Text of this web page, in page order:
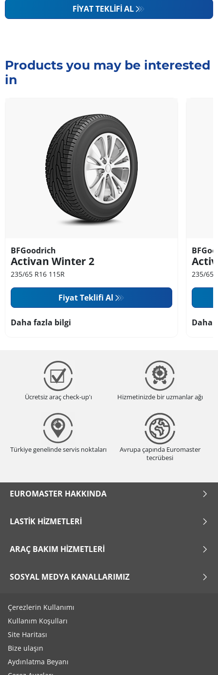
FIYAT TEKLIFI AL
Products you may be interested
in
BFGoodrich
Activan Winter 2
235/65 R16 115R
Fiyat Teklifi Al
Daha fazla bilgi
235/65
Daha
Ücretsiz araç check-up'ı Hizmetinizde bir uzmanlar ağı
Türkiye genelinde servis noktaları
Avrupa çapında Euromaster
tecrübesi
EUROMASTER HAKKINDA
LASTIK HIZMETLERI
ARAÇ BAKIM HIZMETLERI
SOSYAL MEDYA KANALLARIMIZ
Çerezlerin Kullanımı
Kullanım Koşulları
Site Haritası
Bize ulaşın
Aydınlatma Beyanı